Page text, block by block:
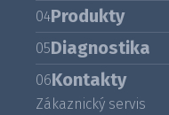
04Produkty
05Diagnostika
06Kontakty
Zákaznický servis